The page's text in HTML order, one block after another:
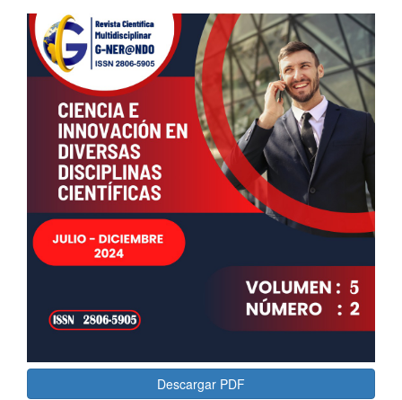
Barra
lateral
del
artículo
Descargar PDF